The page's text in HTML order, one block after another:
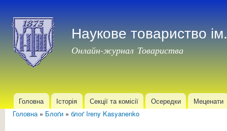
Наукове товариство
Онлайн-журнал Товариства
Головне меню
Головна Історія Секції та комісії Осередки Меценати
Головна» Блоґи » блоґ Ireny Kasyanenko